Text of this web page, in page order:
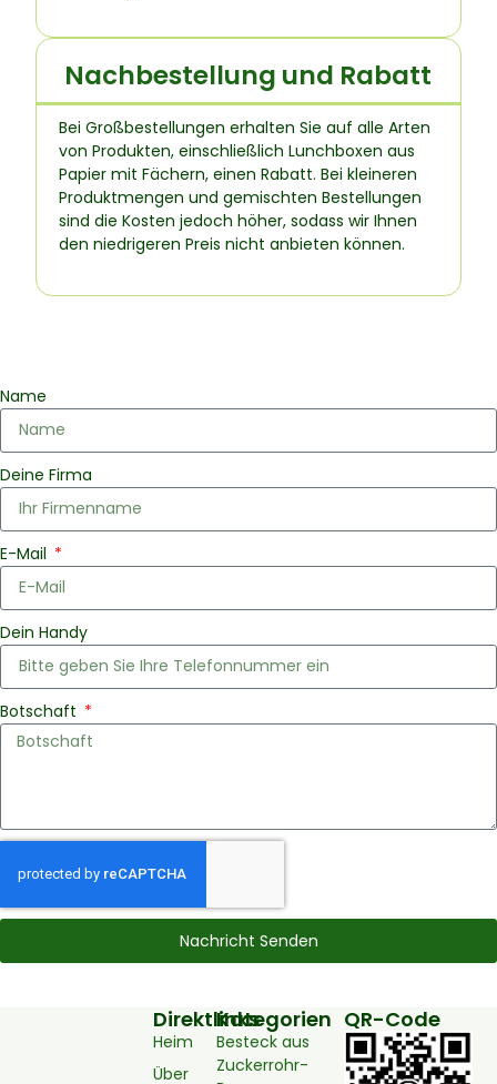
Nachbestellung und Rabatt
Bei Großbestellungen erhalten Sie auf alle Arten
von Produkten, einschließlich Lunchboxen aus
Papier mit Fächern, einen Rabatt. Bei kleineren
Produktmengen und gemischten Bestellungen
sind die Kosten jedoch höher, sodass wir Ihnen
den niedrigeren Preis nicht anbieten können.
Name
Deine Firma
E-Mail
Dein Handy
Botschaft
Nachricht Senden
Direktlinks
Heim
Über
Kategorien
Besteck aus
Zuckerrohr-
QR-Code